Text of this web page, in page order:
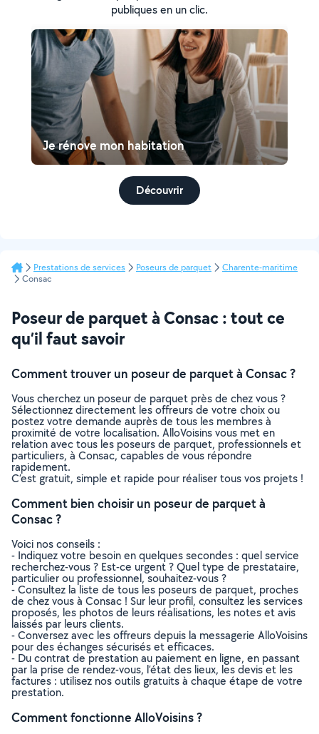
publiques en un clic.
Je rénove mon habitation
Découvrir
Prestations de services Poseurs de parquet
Charente-maritime
Consac
Poseur de parquet à Consac : tout ce
qu’il faut savoir
Comment trouver un poseur de parquet à Consac ?
Vous cherchez un poseur de parquet près de chez vous ?
Sélectionnez directement les offreurs de votre choix ou
postez votre demande auprès de tous les membres à
proximité de votre localisation. AlloVoisins vous met en
relation avec tous les poseurs de parquet, professionnels et
particuliers, à Consac, capables de vous répondre
rapidement.
C’est gratuit, simple et rapide pour réaliser tous vos projets !
Comment bien choisir un poseur de parquet à
Consac ?
Voici nos conseils :
- Indiquez votre besoin en quelques secondes : quel service
recherchez-vous ? Est-ce urgent ? Quel type de prestataire,
particulier ou professionnel, souhaitez-vous ?
- Consultez la liste de tous les poseurs de parquet, proches
de chez vous à Consac ! Sur leur profil, consultez les services
proposés, les photos de leurs réalisations, les notes et avis
laissés par leurs clients.
- Conversez avec les offreurs depuis la messagerie AlloVoisins
pour des échanges sécurisés et efficaces.
- Du contrat de prestation au paiement en ligne, en passant
par la prise de rendez-vous, l’état des lieux, les devis et les
factures : utilisez nos outils gratuits à chaque étape de votre
prestation.
Comment fonctionne AlloVoisins ?